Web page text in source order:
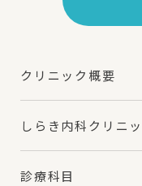
クリニック概要
しらき内科クリニ
診療科目